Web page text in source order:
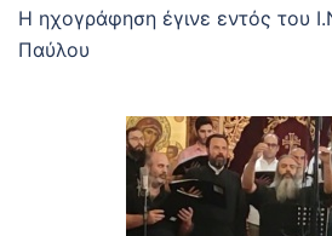
Η ηχογράφηση έγινε εντός του
Παύλου